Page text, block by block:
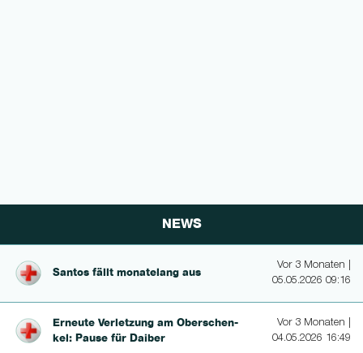
NEWS
Santos fällt monatelang aus
Vor 3 Monaten |
05.05.2026 09:16
Erneute Verletzung am Ober­schen­
kel: Pause für Daiber
Vor 3 Monaten |
04.05.2026 16:49